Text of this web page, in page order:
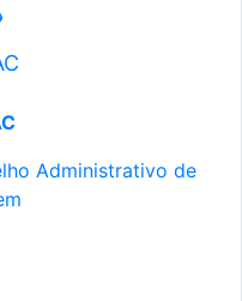
Administrativo de